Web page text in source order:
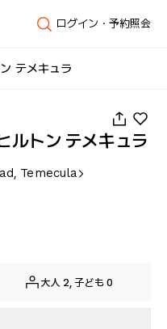
ログイン・予約照会
テメキュラ
ルトン テメキュラ
Temecula
大人 2, 子ども 0